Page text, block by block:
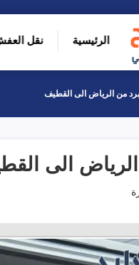
الرئيسية نقل
من الرياض الى القطيف
الى